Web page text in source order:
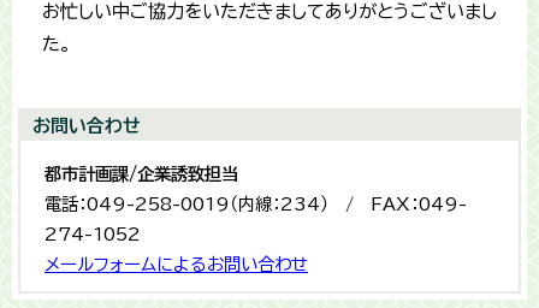
お忙しい中ご協力をいただきましてありがとうございまし
た。
お問い合わせ
都市計画課/企業誘致担当
電話：049-258-0019（内線：234） / FAX：049-
274-1052
メールフォームによるお問い合わせ